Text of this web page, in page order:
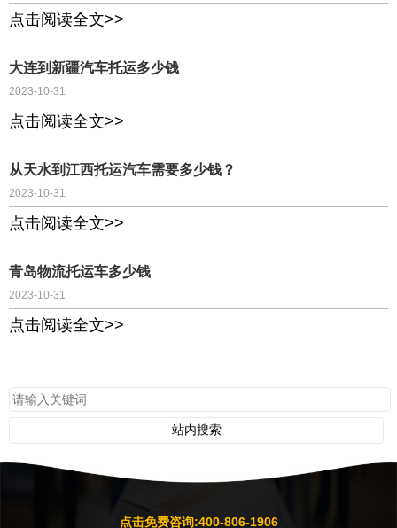
点击阅读全文>>
大连到新疆汽车托运多少钱
2023-10-31
点击阅读全文>>
从天水到江西托运汽车需要多少钱？
2023-10-31
点击阅读全文>>
青岛物流托运车多少钱
2023-10-31
点击阅读全文>>
点击免费咨询:400-806-1906